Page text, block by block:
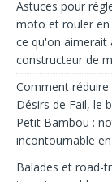
Astuces pour
moto et rouler
ce qu'on aimerait
constructeur de
Comment réduire
Désirs de Fail, le
Petit Bambou :
incontournable
Balades et road-